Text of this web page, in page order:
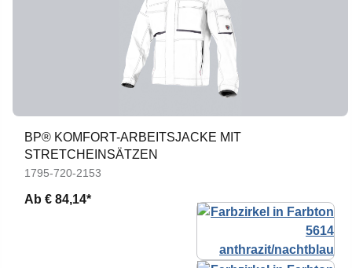
BP® KOMFORT-ARBEITSJACKE MIT
STRETCHEINSÄTZEN
1795-720-2153
Ab € 84,14*